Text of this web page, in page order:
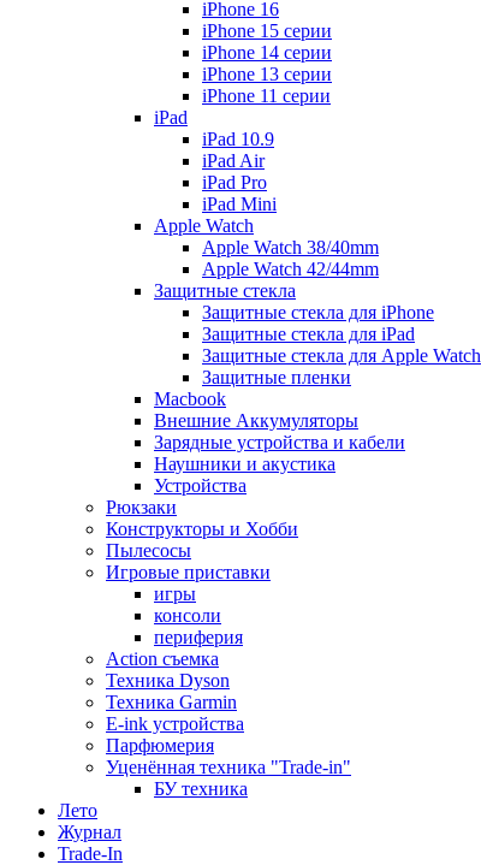
iPhone 16
iPhone 15 серии
iPhone 14 серии
iPhone 13 серии
iPhone 11 серии
iPad
iPad 10.9
iPad Air
iPad Pro
iPad Mini
Apple Watch
Apple Watch 38/40mm
Apple Watch 42/44mm
Защитные стекла
Защитные стекла для iPhone
Защитные стекла для iPad
Защитные стекла для Apple Watch
Защитные пленки
Macbook
Внешние Аккумуляторы
Зарядные устройства и кабели
Наушники и акустика
Устройства
Рюкзаки
Конструкторы и Хобби
Пылесосы
Игровые приставки
игры
консоли
периферия
Action съемка
Техника Dyson
Техника Garmin
E-ink устройства
Парфюмерия
Уценённая техника "Trade-in"
БУ техника
Лето
Журнал
Trade-In